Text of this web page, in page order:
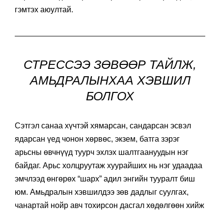
гэмтэх аюултай.
СТРЕССЭЭ ЗӨВӨӨР ТАЙЛЖ,
АМЬДРАЛЫНХАА ХЭВШИЛ
БОЛГОХ
Сэтгэл санаа хүчтэй хямарсан, сандарсан эсвэл
ядарсан үед чонон хөрвөс, экзем, батга зэрэг
арьсны өвчнүүд туурч эхлэх шалтгаануудын нэг
байдаг. Арьс холцруутаж хуурайших нь нэг удаадаа
эмчлээд өнгөрөх “шарх” адил энгийн тууралт биш
юм. Амьдралын хэвшилдээ зөв дадлыг суулгах,
чанартай нойр авч тохирсон дасгал хөдөлгөөн хийж